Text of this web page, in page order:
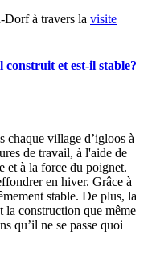
Dorf à travers la visite
construit et est-il stable?
chaque village d’igloos à
de travail, à l'aide de
et à la force du poignet.
en hiver. Grâce à
stable. De plus, la
la construction que même
qu’il ne se passe quoi